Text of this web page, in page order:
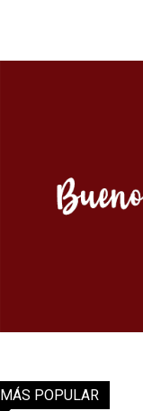
MÁS POPULAR